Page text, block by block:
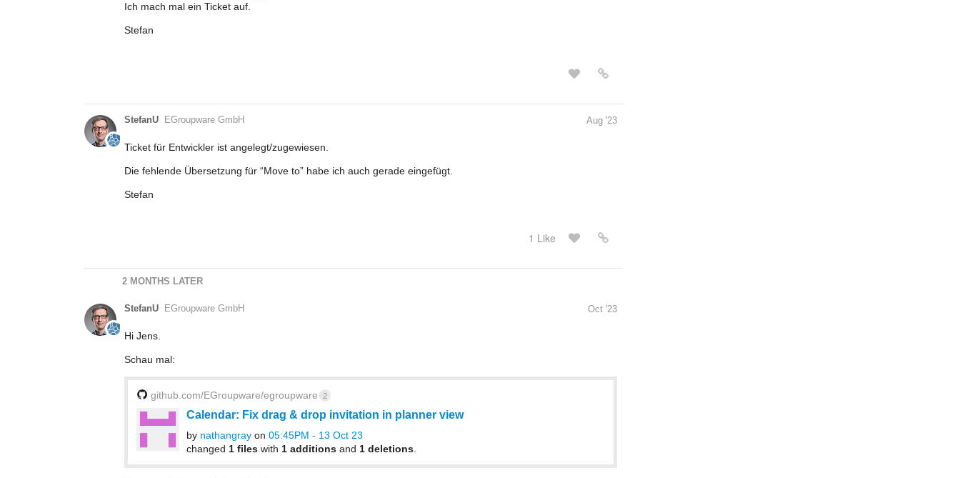
Ich mach mal ein Ticket auf.
Stefan
StefanU EGroupware GmbH Aug '23
Ticket für Entwickler ist angelegt/zugewiesen.
Die fehlende Übersetzung für “Move to” habe ich auch gerade eingefügt.
Stefan
1 Like
2 MONTHS LATER
StefanU EGroupware GmbH Oct '23
Hi Jens.
Schau mal:
github.com/EGroupware/egroupware 2
Calendar: Fix drag & drop invitation in planner view
by nathangray on 05:45PM - 13 Oct 23
changed 1 files with 1 additions and 1 deletions